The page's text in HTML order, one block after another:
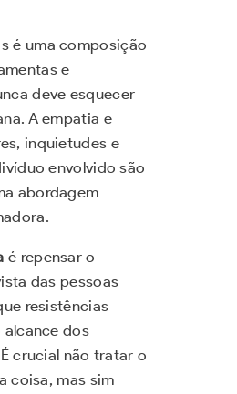
é uma composição
e
deve esquecer
A empatia e
inquietudes e
envolvido são
abordagem
é repensar o
das pessoas
resistências
alcance dos
crucial não tratar o
coisa, mas sim